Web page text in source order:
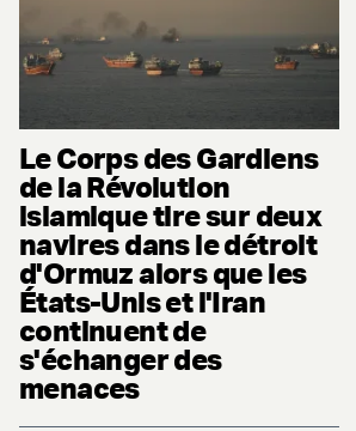
Le Corps des Gardiens
de la Révolution
islamique tire sur deux
navires dans le détroit
d'Ormuz alors que les
États-Unis et l'Iran
continuent de
s'échanger des
menaces